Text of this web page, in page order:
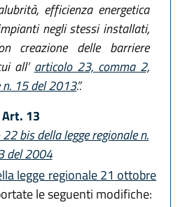
efficienza energetica
negli stessi installati,
creazione delle barriere
all’ articolo 23, comma 2,
n. 15 del 2013.”.
Art. 13
bis della legge regionale n.
del 2004
legge regionale 21 ottobre
le seguenti modifiche: